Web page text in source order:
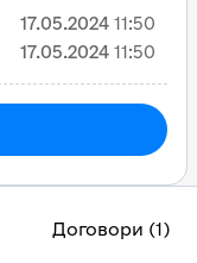
Договори (1)
17.05.2024 11:50
17.05.2024 11:50